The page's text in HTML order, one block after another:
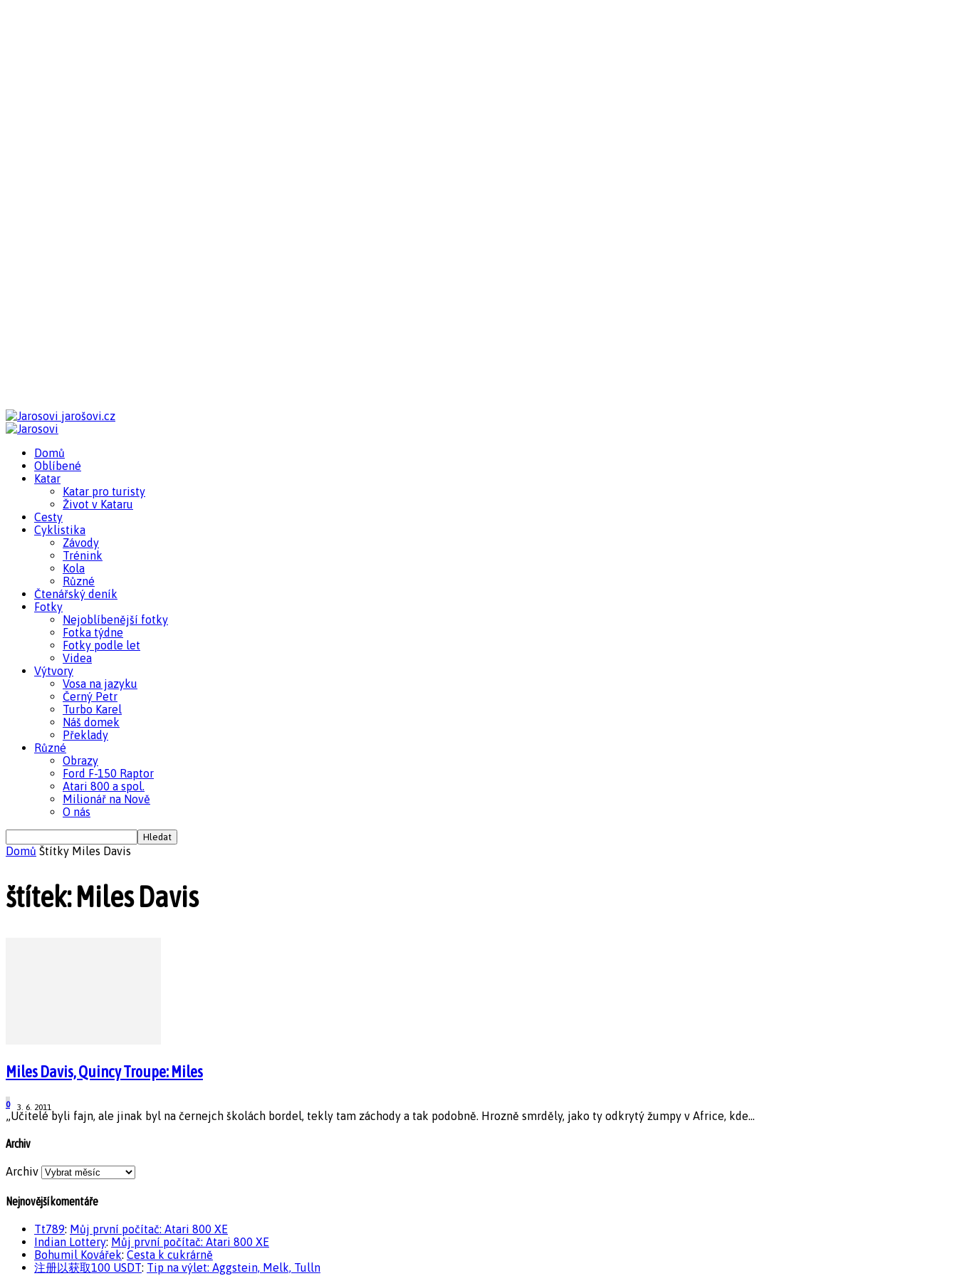
jarošovi.cz
Domů
Oblíbené
Katar
Katar pro turisty
Život v Kataru
Cesty
Cyklistika
Závody
Trénink
Kola
Různé
Čtenářský deník
Fotky
Nejoblíbenější fotky
Fotka týdne
Fotky podle let
Videa
Výtvory
Vosa na jazyku
Černý Petr
Turbo Karel
Náš domek
Překlady
Různé
Obrazy
Ford F-150 Raptor
Atari 800 a spol.
Milionář na Nově
O nás
Domů Štítky Miles Davis
štítek: Miles Davis
Miles Davis, Quincy Troupe: Miles
3. 6. 2011
0
„Učitelé byli fajn, ale jinak byl na černejch školách bordel, tekly tam záchody a tak podobně. Hrozně smrděly, jako ty odkrytý žumpy v Africe, kde...
Archiv
Archiv
Nejnovější komentáře
Tt789: Můj první počítač: Atari 800 XE
Indian Lottery: Můj první počítač: Atari 800 XE
Bohumil Kovářek: Cesta k cukrárně
注册以获取100 USDT: Tip na výlet: Aggstein, Melk, Tulln